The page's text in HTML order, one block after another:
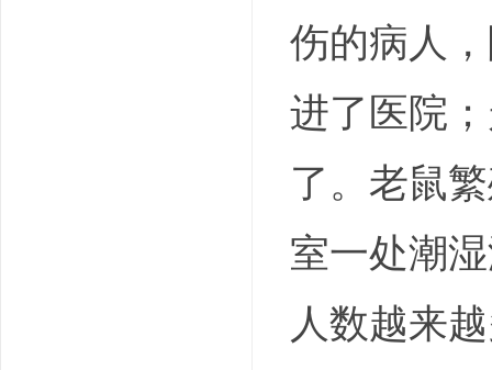
伤的病人
进了医院
了。老鼠
室一处潮
人数越来